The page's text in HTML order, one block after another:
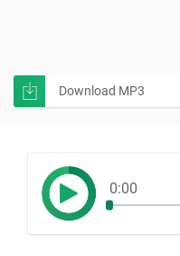
Download MP3
0:00